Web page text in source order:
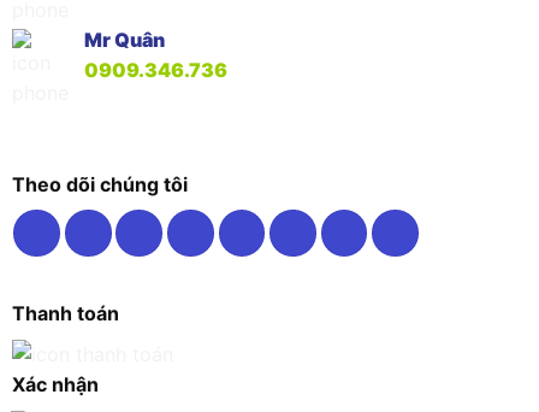
Mr Quân
0909.346.736
Theo dõi chúng tôi
Thanh toán
Xác nhận